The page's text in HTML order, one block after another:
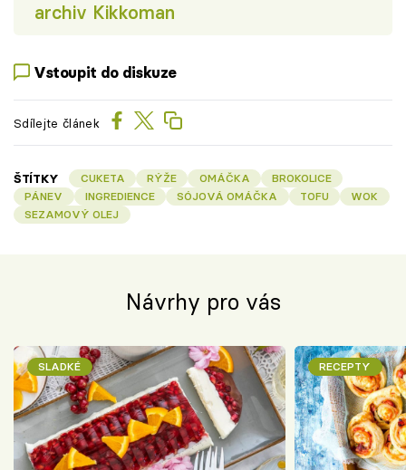
archiv Kikkoman
Vstoupit do diskuze
Sdílejte článek
ŠTÍTKY CUKETA RÝŽE OMÁČKA
BROKOLICE
PÁNEV
INGREDIENCE SÓJOVÁ OMÁČKA TOFU
WOK
SEZAMOVÝ OLEJ
Návrhy pro vás
SLADKÉ RECEPTY